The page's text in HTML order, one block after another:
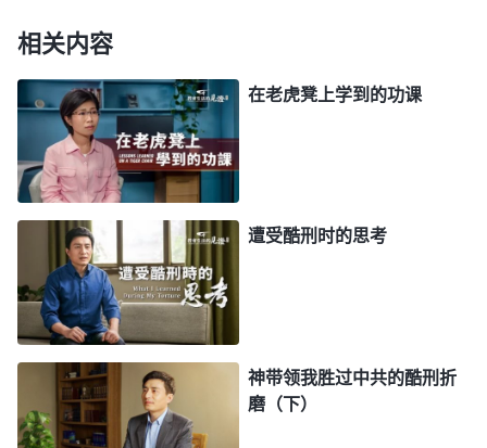
的，是神的仇敌，所以在此地的人都因着信神而受羞
辱、受逼迫，所以，这话是成就在你们这班人身上
的。”《话・卷一 神的显现与作工・神的作工像人想象得
那么简单吗？》神为了拯救我们这些被撒但败坏至深
的人， 道成肉身来到地上，遭受执政党的追捕，宗教
界的定罪、弃绝，神还一直拯救人，神对人的爱太大
了。我一个败坏的人，因着信神临到逼迫患难，受点
讥笑毁谤，就消极软弱，这不是太懦弱了吗？哪有一
点良心理智啊！我信神走正道，受到共产党的迫害、
定罪，这是为义受逼迫，这不是羞辱，是荣耀的事。
我的一生都在神的手中掌握，不管以后我的生活多么
艰难，我都愿意顺服神的主宰安排。
相关内容
在老虎凳上学到的功课
遭受酷刑时的思考
神带领我胜过中共的酷刑折
磨（下）